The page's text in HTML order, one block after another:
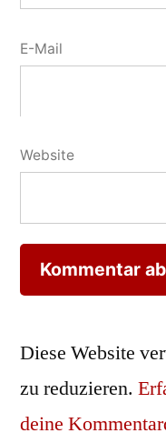
E-Mail
Website
Diese Website
zu reduzieren.
deine